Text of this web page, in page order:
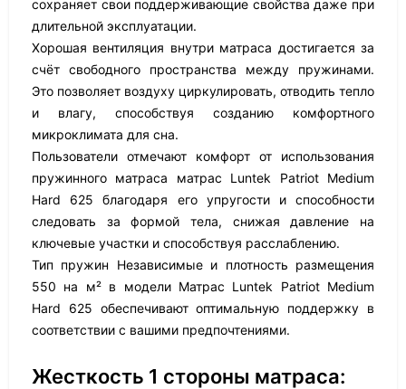
сохраняет свои поддерживающие свойства даже при
длительной эксплуатации.
Хорошая вентиляция внутри матраса достигается за
счёт свободного пространства между пружинами.
Это позволяет воздуху циркулировать, отводить тепло
и влагу, способствуя созданию комфортного
микроклимата для сна.
Пользователи отмечают комфорт от использования
пружинного матраса матрас Luntek Patriot Medium
Hard 625 благодаря его упругости и способности
следовать за формой тела, снижая давление на
ключевые участки и способствуя расслаблению.
Тип пружин Независимые и плотность размещения
550 на м² в модели Матрас Luntek Patriot Medium
Hard 625 обеспечивают оптимальную поддержку в
соответствии с вашими предпочтениями.
Жесткость 1 стороны матраса: